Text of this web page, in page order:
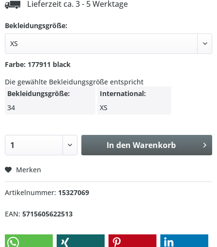
Lieferzeit ca. 3 - 5 Werktage
Bekleidungsgröße:
Farbe: 177911 black
Die gewählte Bekleidungsgröße entspricht
Bekleidungsgröße:
34
International:
XS
In den Warenkorb
Merken
Artikelnummer: 15327069
EAN: 5715605622513